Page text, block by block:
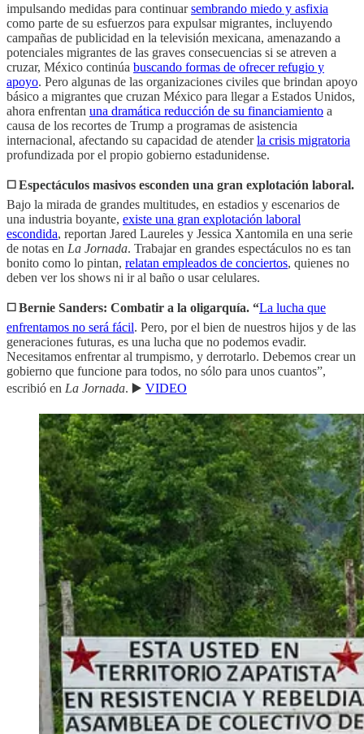
impulsando medidas para continuarsembrando miedo y asfixia
como parte de su esfuerzos para expulsar migrantes, incluyendo
campañas de publicidad en la televisión mexicana, amenazando a
potenciales migrantes de las graves consecuencias si se atreven a
cruzar, México continúa buscando formas de ofrecer refugio y
apoyo. Pero algunas de las organizaciones civiles que brindan apoyo
básico a migrantes que cruzan México para llegar a Estados Unidos,
ahora enfrentan una dramática reducción de su financiamiento a
causa de los recortes de Trump a programas de asistencia
internacional, afectando su capacidad de atenderla crisis migratoria
profundizada por el propio gobierno estadunidense.
◻️ Espectáculos masivos esconden una gran explotación laboral.
Bajo la mirada de grandes multitudes, en estadios y escenarios de
una industria boyante, existe una gran explotación laboral
escondida, reportan Jared Laureles y Jessica Xantomila en una serie
de notas en La Jornada. Trabajar en grandes espectáculos no es tan
bonito como lo pintan, relatan empleados de conciertos, quienes no
deben ver los shows ni ir al baño o usar celulares.
◻️ Bernie Sanders: Combatir a la oligarquía. “La lucha que
enfrentamos no será fácil. Pero, por el bien de nuestros hijos y de las
generaciones futuras, es una lucha que no podemos evadir.
Necesitamos enfrentar al trumpismo, y derrotarlo. Debemos crear un
gobierno que funcione para todos, no sólo para unos cuantos”,
escribió en La Jornada. ▶️ VIDEO